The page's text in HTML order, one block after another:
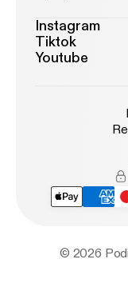
Instagram
Tiktok
Youtube
© 2026